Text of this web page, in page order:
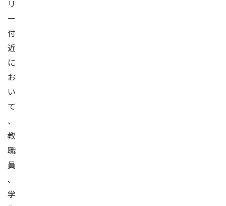
リ
ー
付
近
に
お
い
て
、
教
職
員
、
学